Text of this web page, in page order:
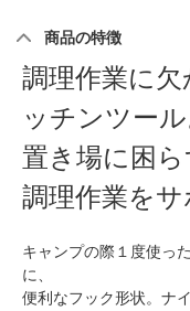
商品の特徴
調理作業に
ッチンツール
置き場に困
調理作業をサ
キャンプの際１度使っ
に、
便利なフック形状。ナ